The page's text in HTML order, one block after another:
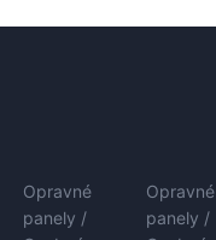
Opravné
panely /
Opravné
panely /